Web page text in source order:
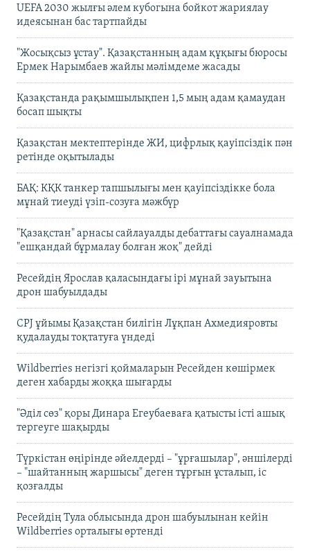
UEFA 2030 жылғы әлем кубогына бойкот жариялау
идеясынан бас тартпайды
"Жосықсыз ұстау". Қазақстанның адам құқығы бюросы
Ермек Нарымбаев жайлы мәлімдеме жасады
Қазақстанда рақымшылықпен 1,5 мың адам қамаудан
босап шықты
Қазақстан мектептерінде ЖИ, цифрлық қауіпсіздік пән
ретінде оқытылады
БАҚ: КҚК танкер тапшылығы мен қауіпсіздікке бола
мұнай тиеуді үзіп-созуға мәжбүр
"Қазақстан" арнасы сайлауалды дебаттағы сауалнамада
"ешқандай бұрмалау болған жоқ" дейді
Ресейдің Ярослав қаласындағы ірі мұнай зауытына
дрон шабуылдады
CPJ ұйымы Қазақстан билігін Лұқпан Ахмедияровты
қудалауды тоқтатуға үндеді
Wildberries негізгі қоймаларын Ресейден көшірмек
деген хабарды жоққа шығарды
"Әділ сөз" қоры Динара Егеубаеваға қатысты істі ашық
тергеуге шақырды
Түркістан өңірінде әйелдерді – "ұрғашылар", әншілерді
– "шайтанның жаршысы" деген тұрғын ұсталып, іс
қозғалды
Ресейдің Тула облысында дрон шабуылынан кейін
Wildberries орталығы өртенді